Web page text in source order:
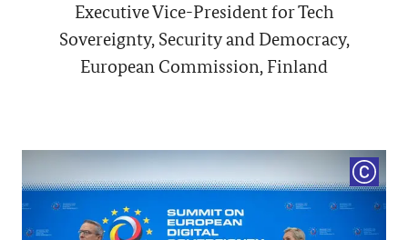
Executive Vice-President for Tech
Sovereignty, Security and Democracy,
European Commission, Finland